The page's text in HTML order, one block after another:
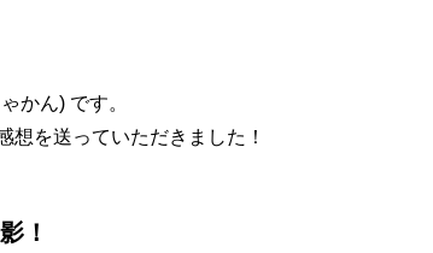
かん) です。
想を送っていただきました！
！